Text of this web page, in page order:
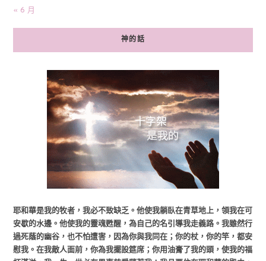
« 6 月
神的話
耶和華是我的牧者，我必不致缺乏。他使我躺臥在青草地上，領我在可
安歇的水邊。他使我的靈魂甦醒，為自己的名引導我走義路。我雖然行
過死蔭的幽谷，也不怕遭害，因為你與我同在；你的杖，你的竿，都安
慰我。在我敵人面前，你為我擺設筵席；你用油膏了我的頭，使我的福